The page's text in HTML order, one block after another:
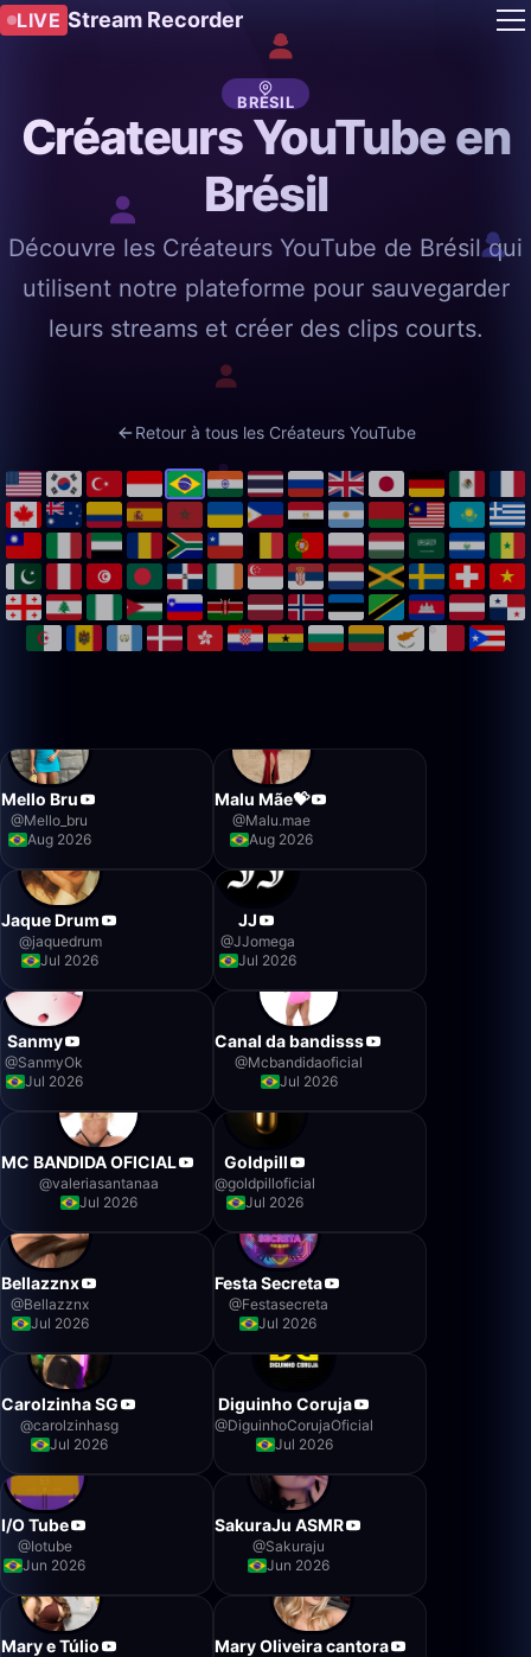
LIVE Stream Recorder
BRÉSIL
Créateurs YouTube en
Brésil
Découvre les Créateurs YouTube de Brésil qui
utilisent notre plateforme pour sauvegarder
leurs streams et créer des clips courts.
Retour à tous les Créateurs YouTube
Mello Bru
@Mello_bru
Aug 2026
Malu Mãe💝
@Malu.mae
Aug 2026
Jaque Drum
@jaquedrum
Jul 2026
JJ
@JJomega
Jul 2026
Sanmy
@SanmyOk
Jul 2026
Canal da bandisss
@Mcbandidaoficial
Jul 2026
MC BANDIDA OFICIAL
@valeriasantanaa
Jul 2026
Goldpill
@goldpilloficial
Jul 2026
Bellazznx
@Bellazznx
Jul 2026
Festa Secreta
@Festasecreta
Jul 2026
Carolzinha SG
@carolzinhasg
Jul 2026
Diguinho Coruja
@DiguinhoCorujaOficial
Jul 2026
I/O Tube
@Iotube
Jun 2026
SakuraJu ASMR
@Sakuraju
Jun 2026
Mary e Túlio Mary Oliveira cantora